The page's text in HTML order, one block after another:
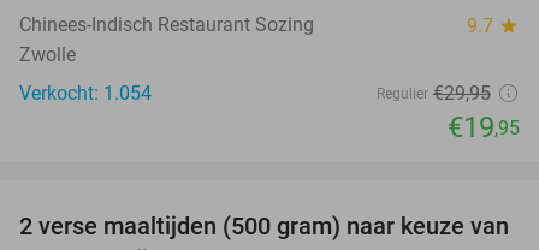
Chinees-Indisch Restaurant Sozing 9.7 star
Zwolle
Verkocht: 1.054
Regulier €29,95
€19,95
44%
2 verse maaltijden (500 gram) naar keuze van